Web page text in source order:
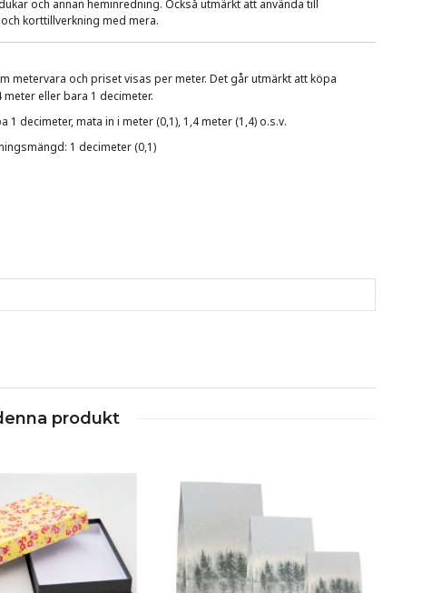
och annan heminredning. Också utmärkt att använda till
korttillverkning med mera.
metervara och priset visas per meter. Det går utmärkt att köpa
meter eller bara 1 decimeter.
1 decimeter, mata in i meter (0,1), 1,4 meter (1,4) o.s.v.
1 decimeter (0,1)
produkt